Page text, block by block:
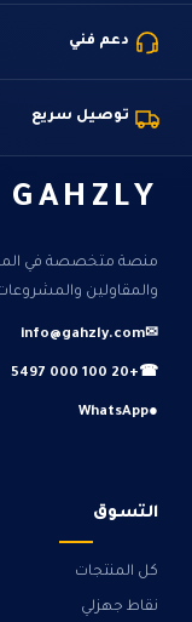
دعم فني
توصيل سريع
GAHZLY
منصة متخصصة في
والمقاولين
✉
info@gahzly.com
☎
+20 100 000 5497
●
WhatsApp
التسوق
كل المنتجات
نقاط جهزلي